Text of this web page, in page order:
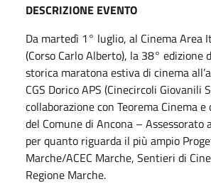
DESCRIZIONE EVENTO
Da martedì 1° luglio, al Cinema Area
(Corso Carlo Alberto), la 38° edizione
storica maratona estiva di cinema
CGS Dorico APS (Cinecircoli Giovanili
collaborazione con Teorema Cinema
del Comune di Ancona – Assessorato
per quanto riguarda il più ampio
Marche/ACEC Marche, Sentieri di
Regione Marche.